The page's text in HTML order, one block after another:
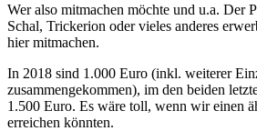
Wer also mitmachen möchte und u.a. Der
Schal, Trickerion oder vieles anderes
hier mitmachen.
In 2018 sind 1.000 Euro (inkl. weiterer
zusammengekommen), im den beiden
1.500 Euro. Es wäre toll, wenn wir einen
erreichen könnten.